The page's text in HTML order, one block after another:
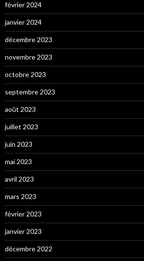
février 2024
janvier 2024
décembre 2023
novembre 2023
octobre 2023
septembre 2023
août 2023
juillet 2023
juin 2023
mai 2023
avril 2023
mars 2023
février 2023
janvier 2023
décembre 2022